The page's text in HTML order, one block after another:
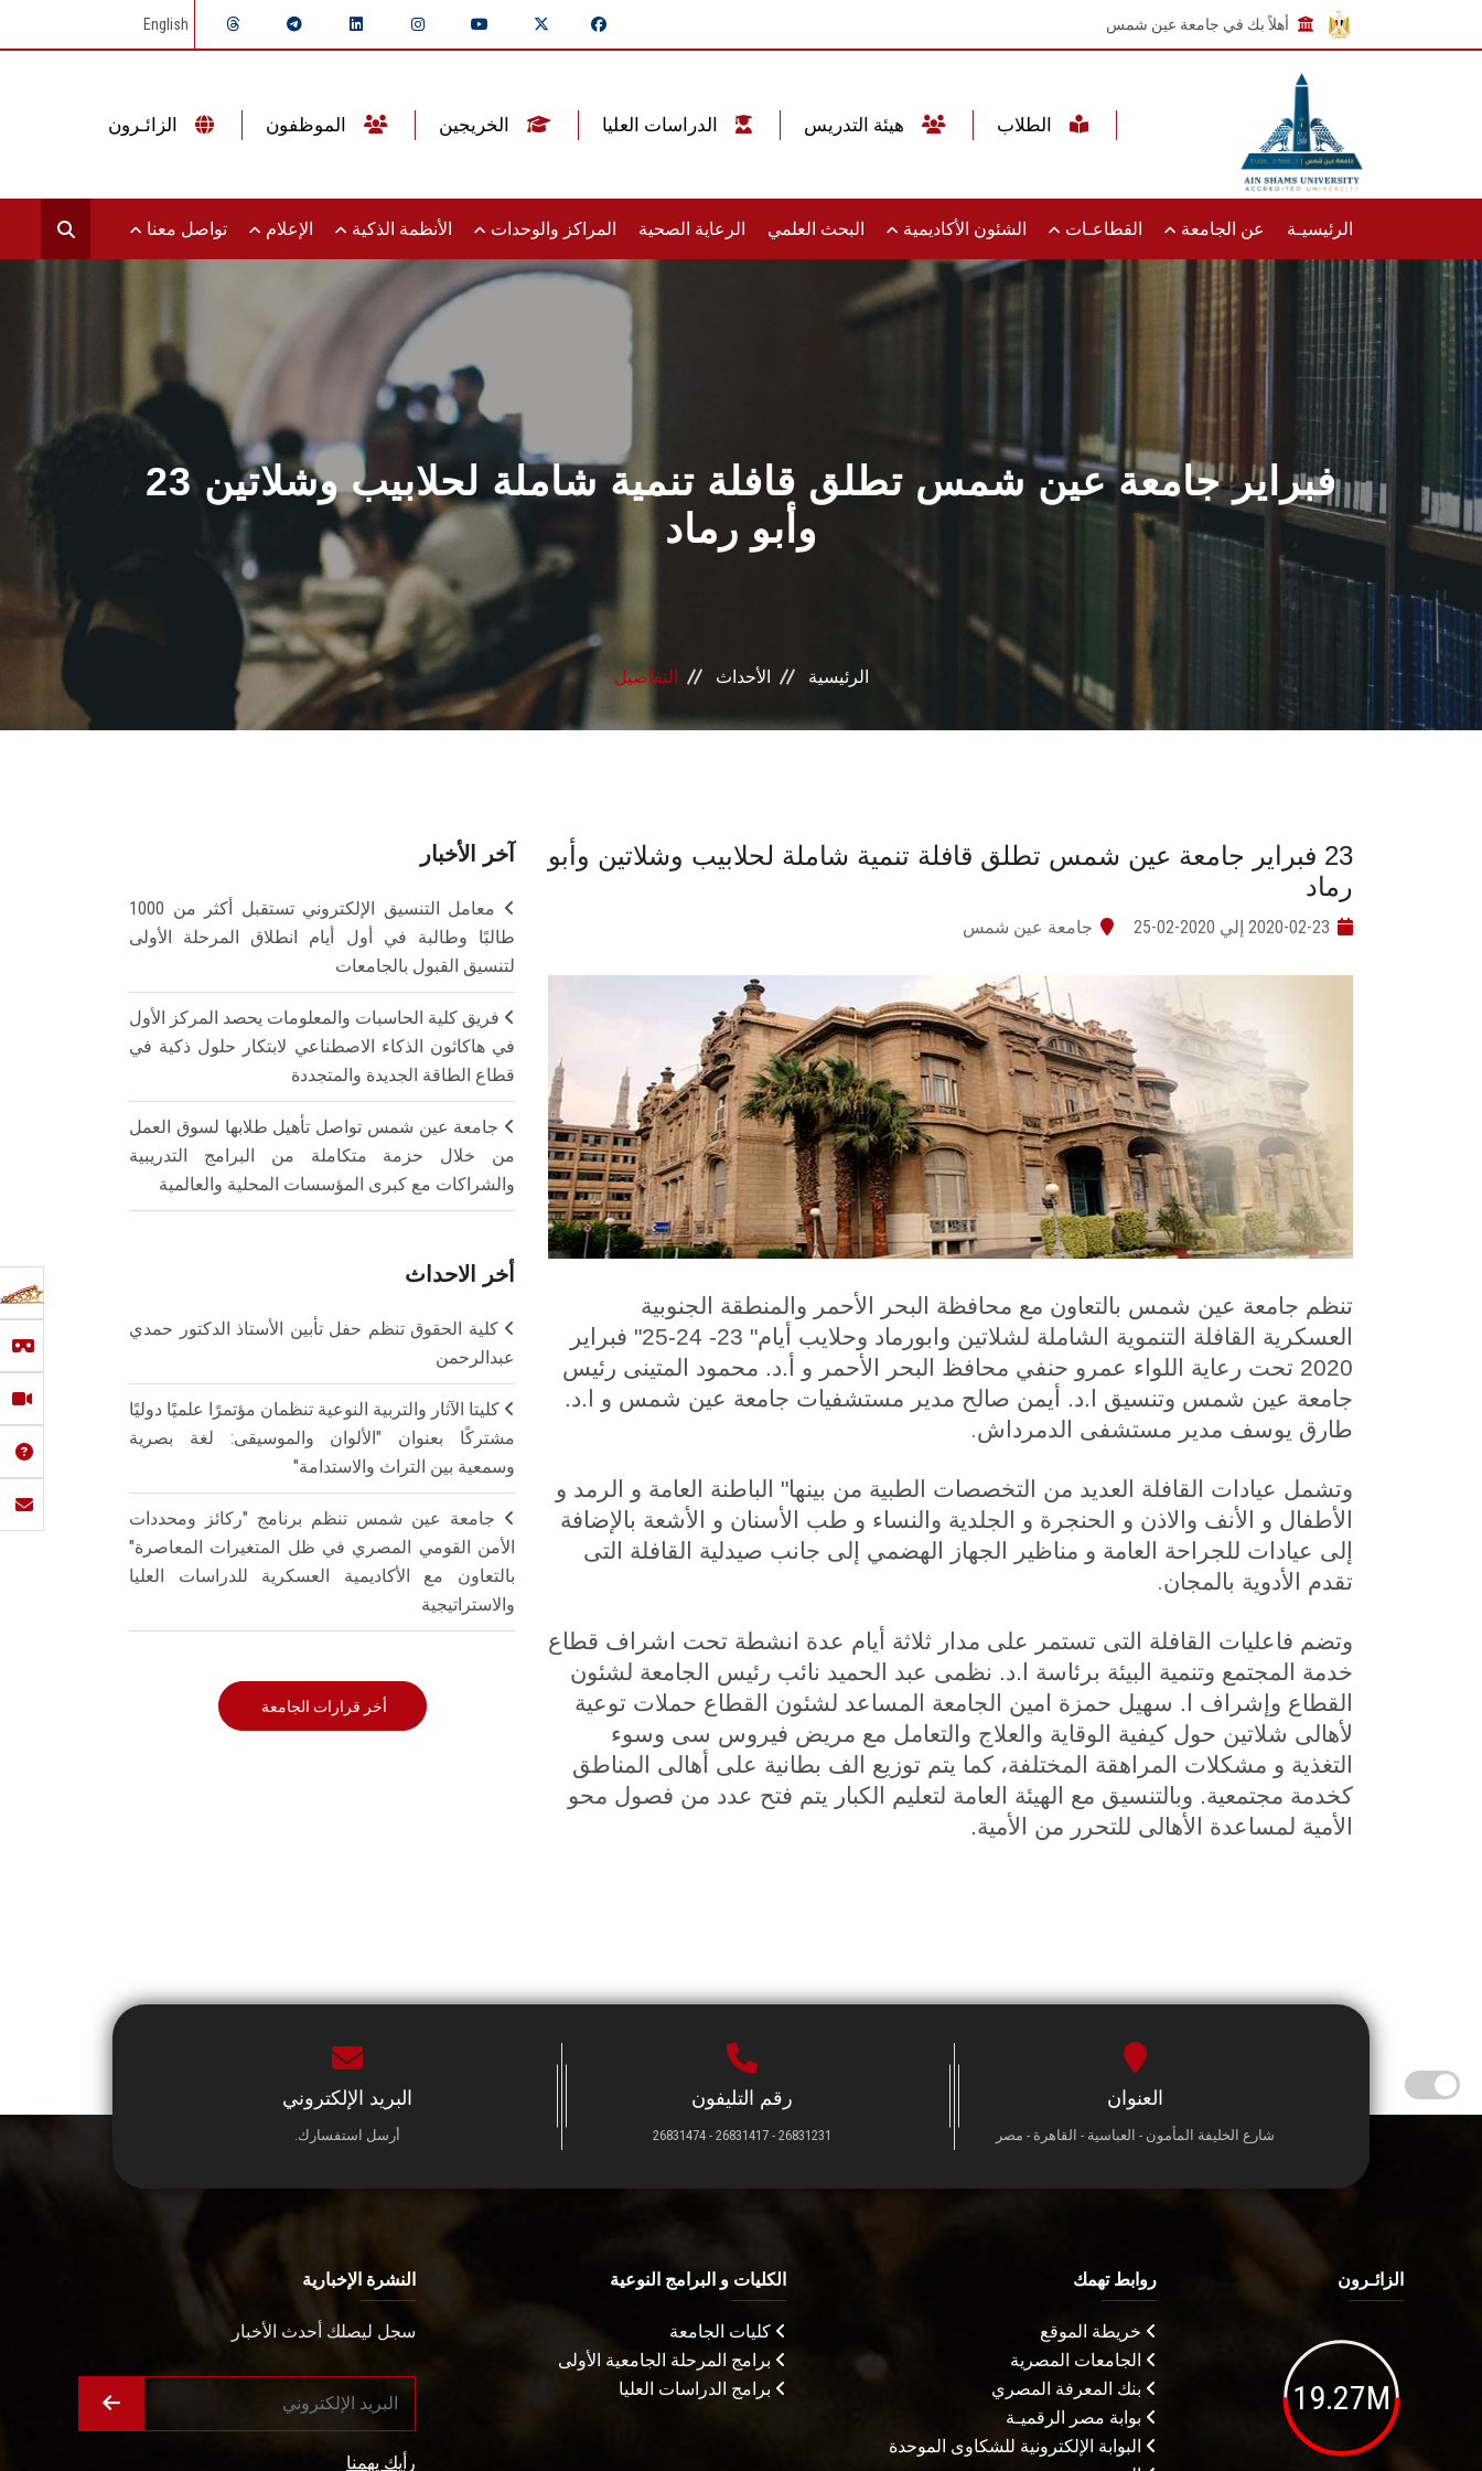
أهلاً بك في جامعة عين شمس English
الرئيسيـة عن الجامعة القطاعـات الشئون الأكاديمية البحث العلمي الرعاية الصحية المراكز والوحدات الأنظمة الذكية الإعلام تواصل معنا
23 فبراير جامعة عين شمس تطلق قافلة تنمية شاملة لحلابيب وشلاتين
وأبو رماد
الرئيسية الأحداث التفاصيل
23 فبراير جامعة عين شمس تطلق قافلة تنمية شاملة لحلابيب وشلاتين وأبو
رماد
2020-02-23 إلي 2020-02-25 جامعة عين شمس
تنظم جامعة عين شمس بالتعاون مع محافظة البحر الأحمر والمنطقة الجنوبية
العسكرية القافلة التنموية الشاملة لشلاتين وابورماد وحلايب أيام" 23- 24-25" فبراير
2020 تحت رعاية اللواء عمرو حنفي محافظ البحر الأحمر و أ.د. محمود المتينى رئيس
جامعة عين شمس وتنسيق ا.د. أيمن صالح مدير مستشفيات جامعة عين شمس و ا.د.
طارق يوسف مدير مستشفى الدمرداش.
وتشمل عيادات القافلة العديد من التخصصات الطبية من بينها" الباطنة العامة و الرمد و
الأطفال و الأنف والاذن و الحنجرة و الجلدية والنساء و طب الأسنان و الأشعة بالإضافة
إلى عيادات للجراحة العامة و مناظير الجهاز الهضمي إلى جانب صيدلية القافلة التى
تقدم الأدوية بالمجان.
وتضم فاعليات القافلة التى تستمر على مدار ثلاثة أيام عدة انشطة تحت اشراف قطاع
خدمة المجتمع وتنمية البيئة برئاسة ا.د. نظمى عبد الحميد نائب رئيس الجامعة لشئون
القطاع وإشراف ا. سهيل حمزة امين الجامعة المساعد لشئون القطاع حملات توعية
لأهالى شلاتين حول كيفية الوقاية والعلاج والتعامل مع مريض فيروس سى وسوء
التغذية و مشكلات المراهقة المختلفة، كما يتم توزيع الف بطانية على أهالى المناطق
كخدمة مجتمعية. وبالتنسيق مع الهيئة العامة لتعليم الكبار يتم فتح عدد من فصول محو
الأمية لمساعدة الأهالى للتحرر من الأمية.
آخر الأخبار
معامل التنسيق الإلكتروني تستقبل أكثر من 1000
طالبًا وطالبة في أول أيام انطلاق المرحلة الأولى
لتنسيق القبول بالجامعات
فريق كلية الحاسبات والمعلومات يحصد المركز الأول
في هاكاثون الذكاء الاصطناعي لابتكار حلول ذكية في
قطاع الطاقة الجديدة والمتجددة
جامعة عين شمس تواصل تأهيل طلابها لسوق العمل
من خلال حزمة متكاملة من البرامج التدريبية
والشراكات مع كبرى المؤسسات المحلية والعالمية
أخر الاحداث
كلية الحقوق تنظم حفل تأبين الأستاذ الدكتور حمدي
عبدالرحمن
كليتا الآثار والتربية النوعية تنظمان مؤتمرًا علميًا دوليًا
مشتركًا بعنوان "الألوان والموسيقى: لغة بصرية
وسمعية بين التراث والاستدامة"
جامعة عين شمس تنظم برنامج "ركائز ومحددات
الأمن القومي المصري في ظل المتغيرات المعاصرة"
بالتعاون مع الأكاديمية العسكرية للدراسات العليا
والاستراتيجية
أخر قرارات الجامعة
العنوان
شارع الخليفة المأمون - العباسية - القاهرة - مصر
رقم التليفون
26831231 - 26831417 - 26831474
البريد الإلكتروني
أرسل استفسارك.
الزائـرون
19.27M
روابط تهمك
خريطة الموقع
الجامعات المصرية
بنك المعرفة المصري
بوابة مصر الرقميـة
البوابة الإلكترونية للشكاوى الموحدة
الكليات و البرامج النوعية
كليات الجامعة
برامج المرحلة الجامعية الأولى
برامج الدراسات العليا
النشرة الإخبارية
سجل ليصلك أحدث الأخبار
رأيك يهمنا